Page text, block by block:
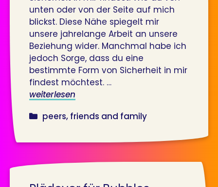
unten oder von der Seite auf mich
blickst. Diese Nähe spiegelt mir
unsere jahrelange Arbeit an unsere
Beziehung wider. Manchmal habe ich
jedoch Sorge, dass du eine
bestimmte Form von Sicherheit in mir
findest möchtest. …
weiterlesen
kategorien
peers, friends and family